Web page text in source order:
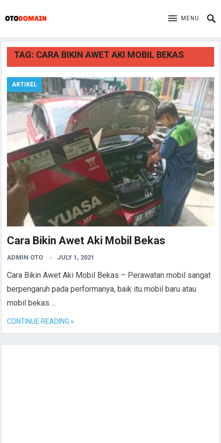
MENU
TAG: CARA BIKIN AWET AKI MOBIL BEKAS
ARTIKEL
Cara Bikin Awet Aki Mobil Bekas
ADMIN OTO JULY 1, 2021
Cara Bikin Awet Aki Mobil Bekas – Perawatan mobil sangat
berpengaruh pada performanya, baik itu mobil baru atau
mobil bekas….
CONTINUE READING »